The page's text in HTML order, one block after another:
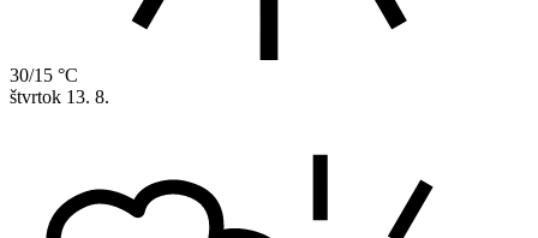
30/15 °C
štvrtok 13. 8.